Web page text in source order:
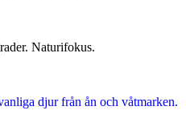
Naturifokus.
djur från ån och våtmarken.